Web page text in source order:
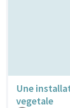
Une
vegetale